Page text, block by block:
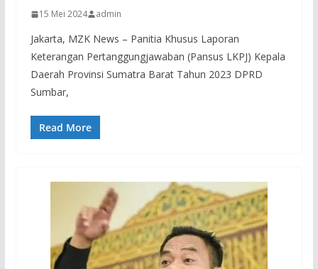
15 Mei 2024 admin
Jakarta, MZK News – Panitia Khusus Laporan
Keterangan Pertanggungjawaban (Pansus LKPJ) Kepala
Daerah Provinsi Sumatra Barat Tahun 2023 DPRD
Sumbar,
Read More